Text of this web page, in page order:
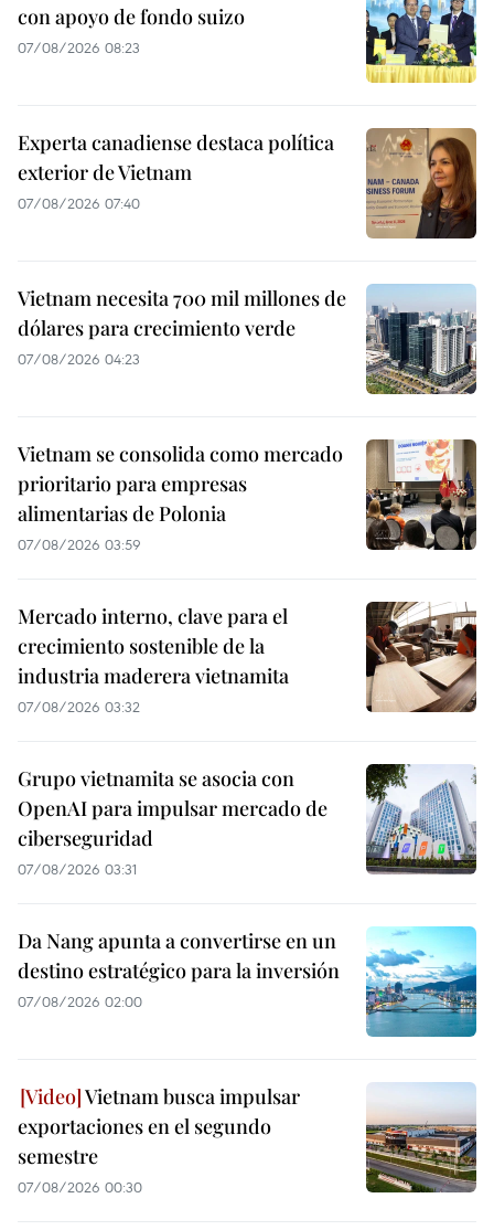
con apoyo de fondo suizo
07/08/2026 08:23
Experta canadiense destaca política
exterior de Vietnam
07/08/2026 07:40
Vietnam necesita 700 mil millones de
dólares para crecimiento verde
07/08/2026 04:23
Vietnam se consolida como mercado
prioritario para empresas
alimentarias de Polonia
07/08/2026 03:59
Mercado interno, clave para el
crecimiento sostenible de la
industria maderera vietnamita
07/08/2026 03:32
Grupo vietnamita se asocia con
OpenAI para impulsar mercado de
ciberseguridad
07/08/2026 03:31
Da Nang apunta a convertirse en un
destino estratégico para la inversión
07/08/2026 02:00
Vietnam busca impulsar
exportaciones en el segundo
semestre
07/08/2026 00:30